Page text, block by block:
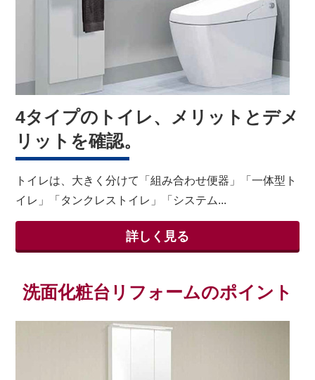
4タイプのトイレ、メリットとデメ
リットを確認。
トイレは、大きく分けて「組み合わせ便器」「一体型ト
イレ」「タンクレストイレ」「システム...
詳しく見る
洗面化粧台リフォームのポイント